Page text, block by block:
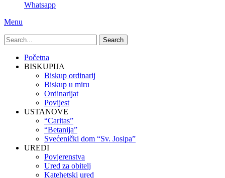
Whatsapp
Menu
Search
for:
Primary
Menu
Skip
Početna
BISKUPIJA
Biskup ordinarij
Biskup u miru
Ordinarijat
Povijest
USTANOVE
“Caritas”
“Betanija”
Svećenički dom “Sv. Josipa”
UREDI
Povjerenstva
Ured za obitelj
Katehetski ured